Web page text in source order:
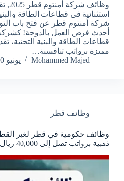
وظائف
استثنائية في قطاعات الطاقة
أحدث فرص العمل بالدوحة!
قطاعات الطاقة والبنية التحتية،
مميزة برواتب تنافسية…
Mohammed Majed
يونيو 10, 2025
وظائف قطر
وظائف حكومية في قطر لغير
ذهبية برواتب تصل إلى 40,000 ريال قطري